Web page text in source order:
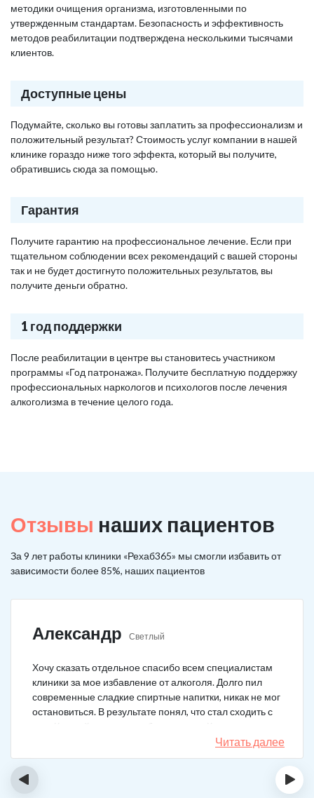
методики очищения организма, изготовленными по
утвержденным стандартам. Безопасность и эффективность
методов реабилитации подтверждена несколькими тысячами
клиентов.
Доступные цены
Подумайте, сколько вы готовы заплатить за профессионализм и
положительный результат? Стоимость услуг компании в нашей
клинике гораздо ниже того эффекта, который вы получите,
обратившись сюда за помощью.
Гарантия
Получите гарантию на профессиональное лечение. Если при
тщательном соблюдении всех рекомендаций с вашей стороны
так и не будет достигнуто положительных результатов, вы
получите деньги обратно.
1 год поддержки
После реабилитации в центре вы становитесь участником
программы «Год патронажа». Получите бесплатную поддержку
профессиональных наркологов и психологов после лечения
алкоголизма в течение целого года.
Отзывы наших пациентов
За 9 лет работы клиники «Рехаб365» мы смогли избавить от
зависимости более 85%, наших пациентов
Александр Светлый
Хочу сказать отдельное спасибо всем специалистам
клиники за мое избавление от алкоголя. Долго пил
современные сладкие спиртные напитки, никак не мог
остановиться. В результате понял, что стал сходить с
ума. Каждый день не мог без выпивки. Когда осознал,
понял, что надо что-то в своей жизни менять. Нашел
телефон клиники в интернете, сразу приехал и
Читать далее
‹ ›